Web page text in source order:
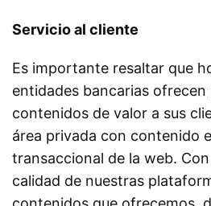
Servicio al cliente
Es importante resaltar que
entidades bancarias
contenidos de valor a sus
área privada con contenido
transaccional de la web.
calidad de nuestras